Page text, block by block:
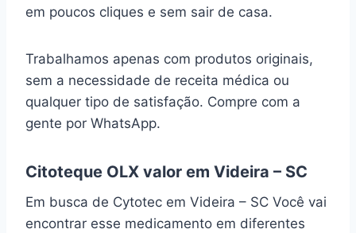
em poucos cliques e sem sair de casa.
Trabalhamos apenas com produtos originais,
sem a necessidade de receita médica ou
qualquer tipo de satisfação. Compre com a
gente por WhatsApp.
Citoteque OLX valor em Videira – SC
Em busca de Cytotec em Videira – SC Você vai
encontrar esse medicamento em diferentes